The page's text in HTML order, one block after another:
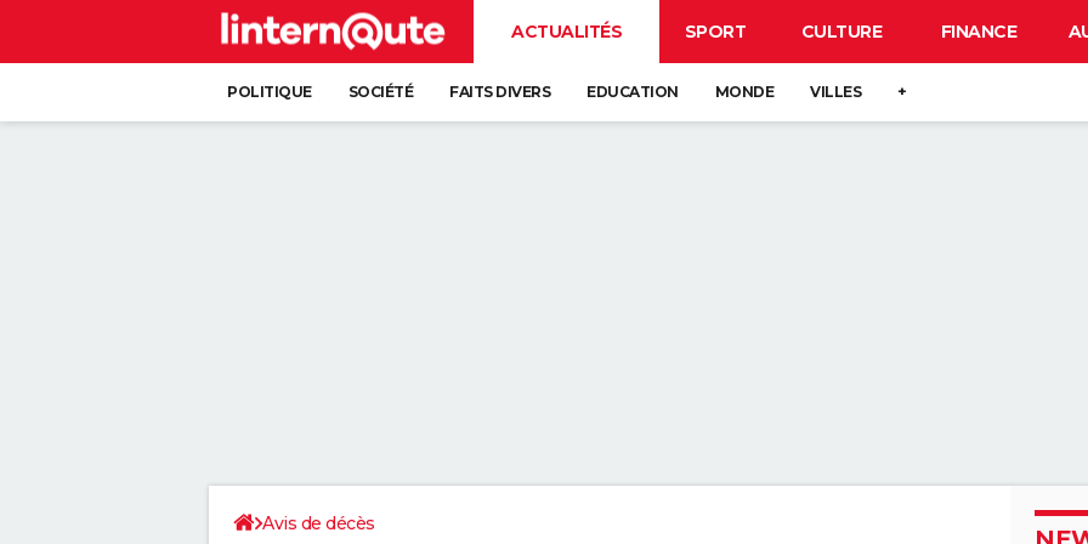
ACTUALITÉS SPORT CULTURE FINANCE
POLITIQUE SOCIÉTÉ FAITS DIVERS EDUCATION MONDE VILLES +
Avis de décès